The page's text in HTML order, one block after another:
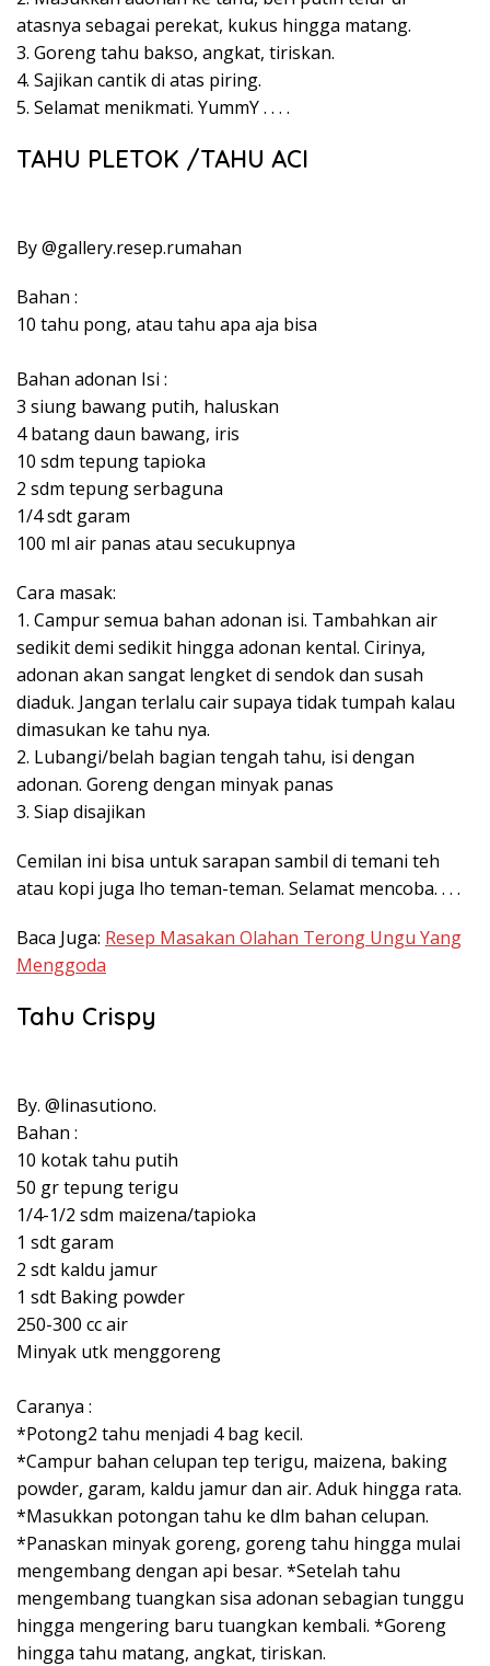
atasnya sebagai perekat, kukus hingga matang.
3. Goreng tahu bakso, angkat, tiriskan.
4. Sajikan cantik di atas piring.
5. Selamat menikmati. YummY . . . .
TAHU PLETOK /TAHU ACI
By @gallery.resep.rumahan ⁣
Bahan :⁣
10 tahu pong, atau tahu apa aja bisa⁣
Bahan adonan Isi :⁣
3 siung bawang putih, haluskan⁣
4 batang daun bawang, iris⁣
10 sdm tepung tapioka⁣
2 sdm tepung serbaguna⁣
1/4 sdt garam⁣
100 ml air panas atau secukupnya⁣
Cara masak:⁣
1. Campur semua bahan adonan isi. Tambahkan air
sedikit demi sedikit hingga adonan kental. Cirinya,
adonan akan sangat lengket di sendok dan susah
diaduk. Jangan terlalu cair supaya tidak tumpah kalau
dimasukan ke tahu nya.⁣
2. Lubangi/belah bagian tengah tahu, isi dengan
adonan. Goreng dengan minyak panas⁣
3. Siap disajikan⁣
Cemilan ini bisa untuk sarapan sambil di temani teh
atau kopi juga lho teman-teman⁣. Selamat mencoba. . . .
Baca Juga: Resep Masakan Olahan Terong Ungu Yang
Menggoda
Tahu Crispy⁣
By. @linasutiono⁣.⁣
Bahan :⁣
10 kotak tahu putih⁣
50 gr tepung terigu⁣
1/4-1/2 sdm maizena/tapioka⁣
1 sdt garam⁣
2 sdt kaldu jamur⁣
1 sdt Baking powder⁣
250-300 cc air⁣
Minyak utk menggoreng⁣
Caranya :⁣
*Potong2 tahu menjadi 4 bag kecil.⁣
*Campur bahan celupan tep terigu, maizena, baking
powder, garam, kaldu jamur dan air. Aduk hingga rata.⁣
*Masukkan potongan tahu ke dlm bahan celupan.⁣
*Panaskan minyak goreng, goreng tahu hingga mulai
mengembang dengan api besar. *Setelah tahu
mengembang tuangkan sisa adonan sebagian tunggu
hingga mengering baru tuangkan kembali. *Goreng
hingga tahu matang, angkat, tiriskan.⁣